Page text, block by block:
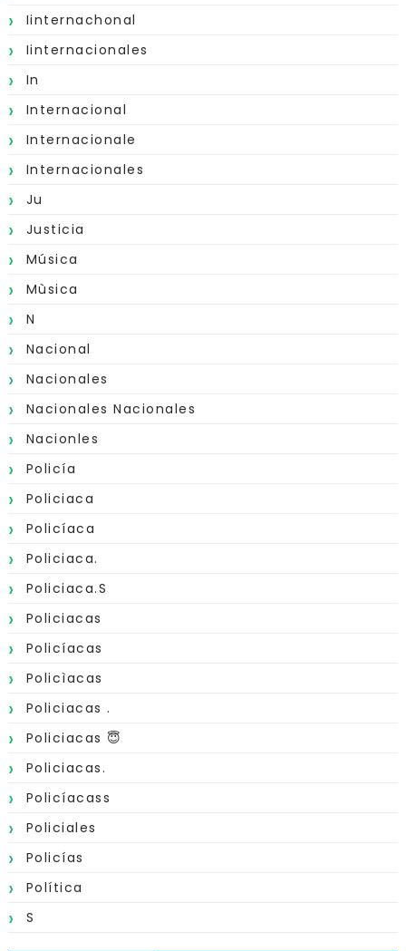
Iinternachonal
Iinternacionales
In
Internacional
Internacionale
Internacionales
Ju
Justicia
Música
Mùsica
N
Nacional
Nacionales
Nacionales Nacionales
Nacionles
Policía
Policiaca
Policíaca
Policiaca.
Policiaca.s
Policiacas
Policíacas
Policìacas
Policiacas .
Policiacas 😇
Policiacas.
Policíacass
Policiales
Policías
Política
S